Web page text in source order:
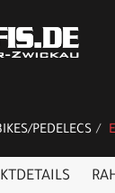
PEDELECS